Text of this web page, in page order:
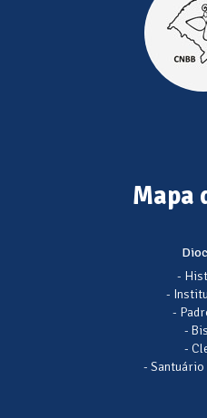
Mapa
-
-
-
-
-
- Santuário